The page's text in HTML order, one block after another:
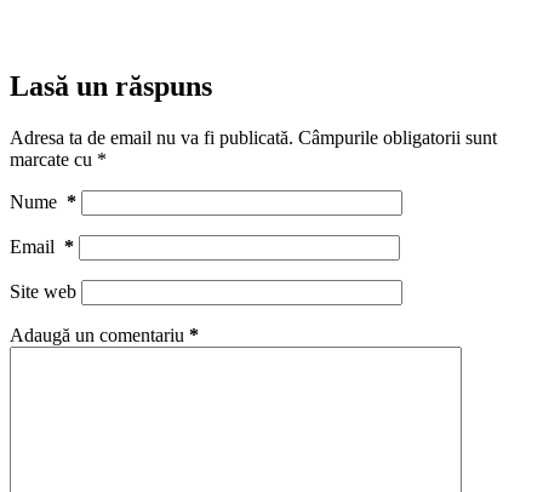
Lasă un răspuns
Adresa ta de email nu va fi publicată. Câmpurile obligatorii sunt
marcate cu *
Nume *
Email *
Site web
Adaugă un comentariu *